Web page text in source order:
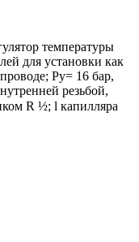
температуры
для установки как
Ру= 16 бар,
резьбой,
R ½; l капилляра